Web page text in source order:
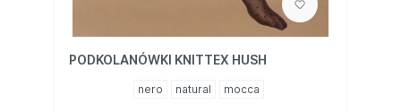
PODKOLANÓWKI KNITTEX HUSH
nero natural mocca